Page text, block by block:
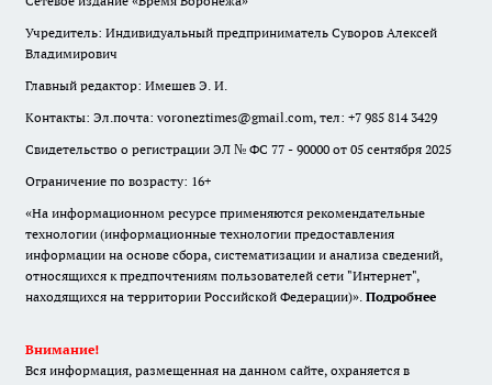
Учредитель: Индивидуальный предприниматель Суворов Алексей
Владимирович
Главный редактор: Имешев Э. И.
Контакты: Эл.почта: voroneztimes@gmail.com, тел: +7 985 814 3429
Свидетельство о регистрации ЭЛ № ФС 77 - 90000 от 05 сентября 2025
Ограничение по возрасту: 16+
«На информационном ресурсе применяются рекомендательные
технологии (информационные технологии предоставления
информации на основе сбора, систематизации и анализа сведений,
относящихся к предпочтениям пользователей сети "Интернет",
находящихся на территории Российской Федерации)». Подробнее
Внимание!
Вся информация, размещенная на данном сайте, охраняется в